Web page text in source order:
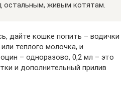
остальным, живым котятам.
дайте кошке попить – водички
теплого молочка, и
– одноразово, 0,2 мл – это
и дополнительный прилив